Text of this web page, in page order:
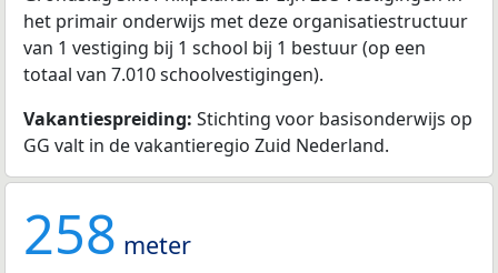
het primair onderwijs met deze organisatiestructuur
van 1 vestiging bij 1 school bij 1 bestuur (op een
totaal van 7.010 schoolvestigingen).
Vakantiespreiding: Stichting voor basisonderwijs op
GG valt in de vakantieregio Zuid Nederland.
258 meter